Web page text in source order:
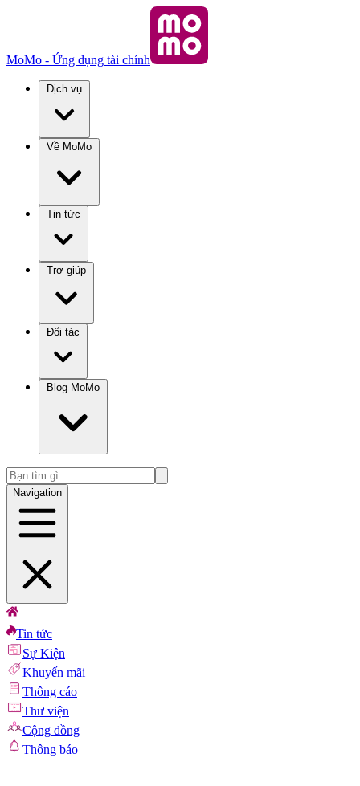
MoMo - Ứng dụng tài chính
Dịch vụ
Về MoMo
Tin tức
Trợ giúp
Đối tác
Blog MoMo
Navigation
Tin tức
Sự Kiện
Khuyến mãi
Thông cáo
Thư viện
Cộng đồng
Thông báo